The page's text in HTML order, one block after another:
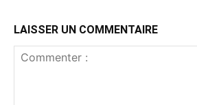
LAISSER UN COMMENTAIRE